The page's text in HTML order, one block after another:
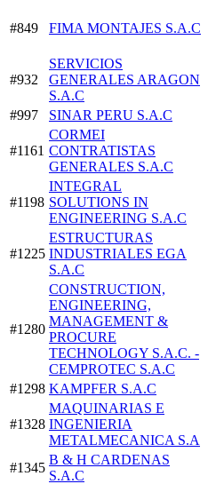
#849 FIMA MONTAJES S.A.C
#932
SERVICIOS
GENERALES ARAGON
S.A.C
#997 SINAR PERU S.A.C
#1161
CORMEI
CONTRATISTAS
GENERALES S.A.C
#1198
INTEGRAL
SOLUTIONS IN
ENGINEERING S.A.C
#1225
ESTRUCTURAS
INDUSTRIALES EGA
S.A.C
#1280
CONSTRUCTION,
ENGINEERING,
MANAGEMENT &
PROCURE
TECHNOLOGY S.A.C. -
CEMPROTEC S.A.C
#1298 KAMPFER S.A.C
#1328
MAQUINARIAS E
INGENIERIA
METALMECANICA S.A
#1345
B & H CARDENAS
S.A.C